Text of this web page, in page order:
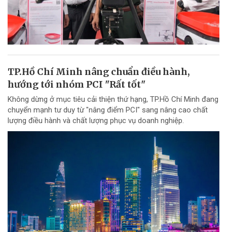
TP.Hồ Chí Minh nâng chuẩn điều hành,
hướng tới nhóm PCI "Rất tốt"
Không dừng ở mục tiêu cải thiện thứ hạng, TP.Hồ Chí Minh đang
chuyển mạnh tư duy từ "nâng điểm PCI" sang nâng cao chất
lượng điều hành và chất lượng phục vụ doanh nghiệp.